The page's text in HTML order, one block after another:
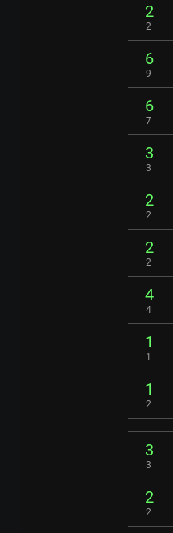
2
2
6
9
6
7
3
3
2
2
2
2
4
4
1
1
1
2
3
3
2
2